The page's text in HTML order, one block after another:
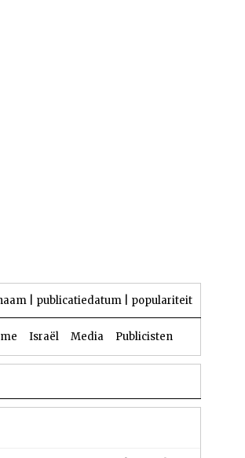
publicatiedatum populariteit
Israël Media Publicisten